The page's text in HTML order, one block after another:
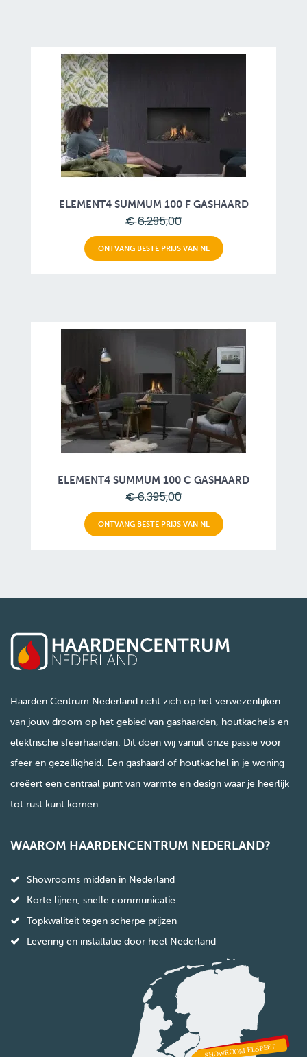
ELEMENT4 SUMMUM 100 F GASHAARD
€ 6.295,00
ONTVANG BESTE PRIJS VAN NL
ELEMENT4 SUMMUM 100 C GASHAARD
€ 6.395,00
ONTVANG BESTE PRIJS VAN NL
Haarden Centrum Nederland richt zich op het verwezenlijken
van jouw droom op het gebied van gashaarden, houtkachels en
elektrische sfeerhaarden. Dit doen wij vanuit onze passie voor
sfeer en gezelligheid. Een gashaard of houtkachel in je woning
creëert een centraal punt van warmte en design waar je heerlijk
tot rust kunt komen.
WAAROM HAARDENCENTRUM NEDERLAND?
Showrooms midden in Nederland
Korte lijnen, snelle communicatie
Topkwaliteit tegen scherpe prijzen
Levering en installatie door heel Nederland